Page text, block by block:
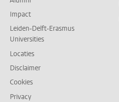
Impact
Leiden-Delft-Erasmus
Universities
Locaties
Disclaimer
Cookies
Privacy